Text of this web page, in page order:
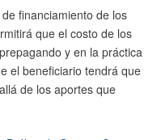
financiamiento de los
que el costo de los
y en la práctica
el beneficiario tendrá que
de los aportes que